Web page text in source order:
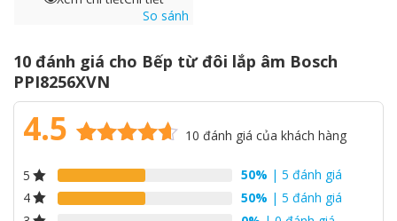
So sánh
10 đánh giá cho Bếp từ đôi lắp âm Bosch
PPI8256XVN
4.5
dựa trên
đánh giá
10 đánh giá của khách hàng
5 50% | 5 đánh giá
4
50% | 5 đánh giá